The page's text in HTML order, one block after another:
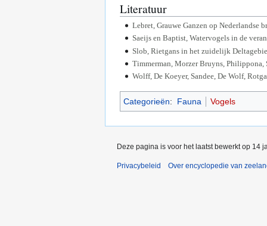
Literatuur
Lebret, Grauwe Ganzen op Nederlandse
Saeijs en Baptist, Watervogels in de
Slob, Rietgans in het zuidelijk
Timmerman, Morzer Bruyns, Philippona,
Wolff, De Koeyer, Sandee, De Wolf,
Categorieën: Fauna Vogels
Deze pagina is voor het laatst bewerkt op 14
Privacybeleid Over encyclopedie van